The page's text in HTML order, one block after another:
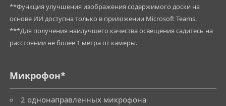
**Функция улучшения изображения содержимого доски на
основе ИИ доступна только в приложении Microsoft Teams.
***Для получения наилучшего качества освещения садитесь на
расстоянии не более 1 метра от камеры.
Микрофон*
2 однонаправленных микрофона